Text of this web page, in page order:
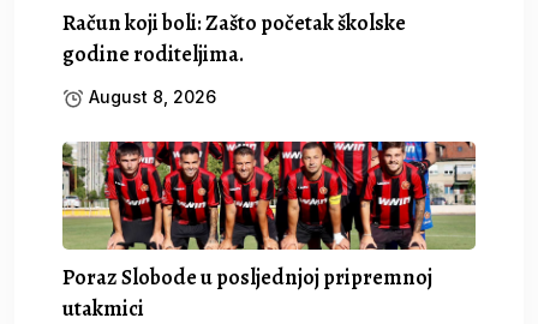
Račun koji boli: Zašto početak školske
godine roditeljima.
August 8, 2026
Poraz Slobode u posljednjoj pripremnoj
utakmici